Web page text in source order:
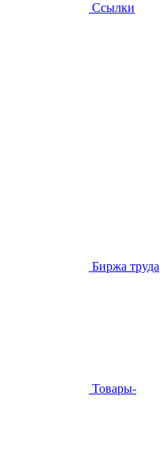
Ссылки
Биржа труда
Товары-